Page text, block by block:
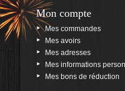
Mon compte
Mes commandes
Mes avoirs
Mes adresses
Mes informations
Mes bons de réduction